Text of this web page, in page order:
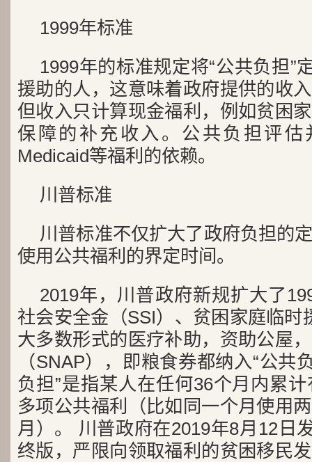
1999年标准
1999年的标准规定将“公共负担”
援助的人，这意味着政府提供的收
但收入只计算现金福利，例如贫困
保障的补充收入。公共负担评估
Medicaid等福利的依赖。
川普标准
川普标准不仅扩大了政府负担的
使用公共福利的界定时间。
2019年，川普政府新规扩大了
社会安全金（SSI）、贫困家庭临时
大多数形式的医疗补助，资助公屋
（SNAP），即粮食券都纳入“公共
负担”是指某人在任何36个月内累
多项公共福利（比如同一个月使用
月）。 川普政府在2019年8月12日
终版，严限向领取福利的贫困移民